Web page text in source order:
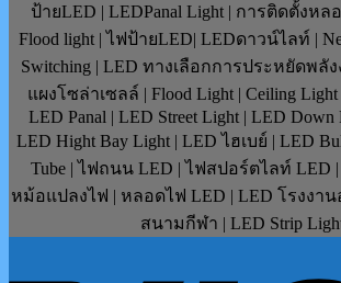
ป้ายLED | LEDPanal Light | การติดตั้งหล
Flood light | ไฟป้ายLED| LEDดาวน์ไลท์ |
Switching | LED ทางเลือกการประหยัดพลั
แผงโซล่าเซลล์ | Flood Light | Ceiling Light
LED Panal | LED Street Light | LED Down
LED Hight Bay Light | LED ไฮเบย์ | LED
Tube | ไฟถนน LED | ไฟสปอร์ตไลท์ LED |
หม้อแปลงไฟ | หลอดไฟ LED | LED โรงงา
สนามกีฬา | LED Strip